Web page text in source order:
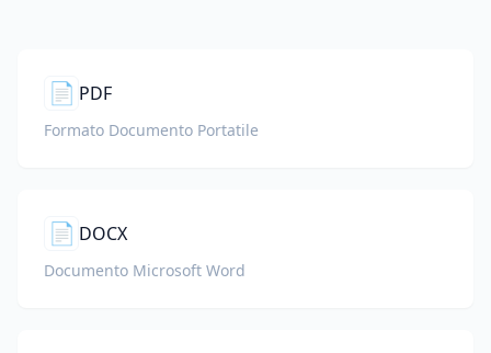
📄 PDF
Formato Documento Portatile
📄 DOCX
Documento Microsoft Word